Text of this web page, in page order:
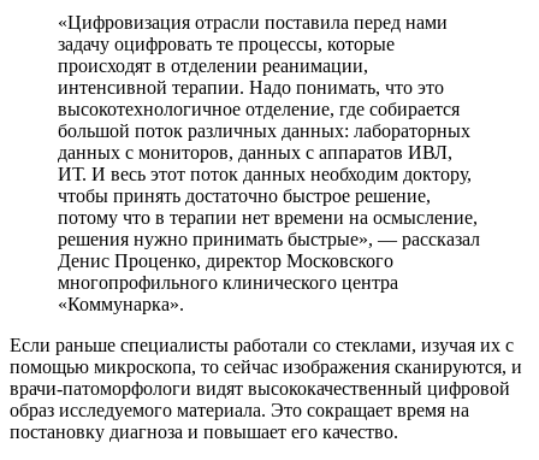
«Цифровизация отрасли поставила перед нами
задачу оцифровать те процессы, которые
происходят в отделении реанимации,
интенсивной терапии. Надо понимать, что это
высокотехнологичное отделение, где собирается
большой поток различных данных: лабораторных
данных с мониторов, данных с аппаратов ИВЛ,
ИТ. И весь этот поток данных необходим доктору,
чтобы принять достаточно быстрое решение,
потому что в терапии нет времени на осмысление,
решения нужно принимать быстрые», — рассказал
Денис Проценко, директор Московского
многопрофильного клинического центра
«Коммунарка».
Если раньше специалисты работали со стеклами, изучая их с
помощью микроскопа, то сейчас изображения сканируются, и
врачи-патоморфологи видят высококачественный цифровой
образ исследуемого материала. Это сокращает время на
постановку диагноза и повышает его качество.